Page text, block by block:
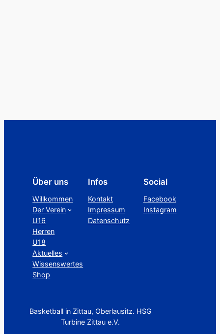
Über uns
Willkommen
Der Verein
U16
Herren
U18
Aktuelles
Wissenswertes
Shop
Infos
Kontakt
Impressum
Datenschutz
Social
Facebook
Instagram
Basketball in Zittau, Oberlausitz. HSG
Turbine Zittau e.V.